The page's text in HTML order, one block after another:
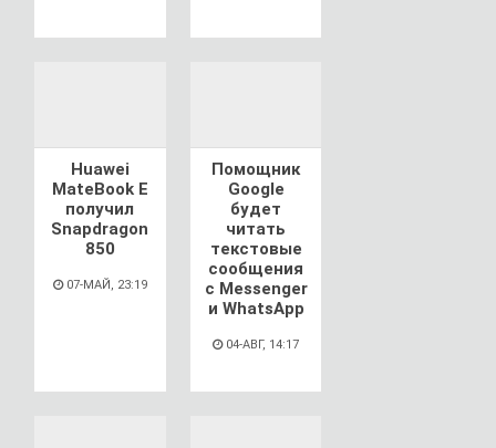
Huawei
MateBook E
получил
Snapdragon
850
07-МАЙ, 23:19
Помощник
Google
будет
читать
текстовые
сообщения
с Messenger
и WhatsApp
04-АВГ, 14:17